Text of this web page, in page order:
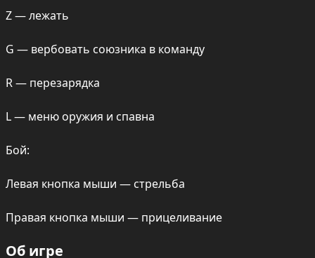
Z — лежать
G — вербовать союзника в команду
R — перезарядка
L — меню оружия и спавна
Бой:
Левая кнопка мыши — стрельба
Правая кнопка мыши — прицеливание
Об игре